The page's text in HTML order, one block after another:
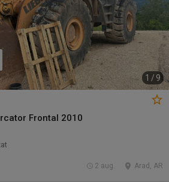
1 /9
Frontal 2010
Arad, AR
2 aug.